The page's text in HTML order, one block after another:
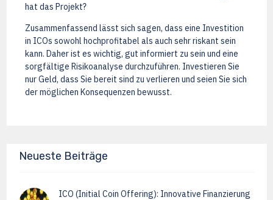
hat das Projekt?
Zusammenfassend lässt sich sagen, dass eine Investition
in ICOs sowohl hochprofitabel als auch sehr riskant sein
kann. Daher ist es wichtig, gut informiert zu sein und eine
sorgfältige Risikoanalyse durchzuführen. Investieren Sie
nur Geld, dass Sie bereit sind zu verlieren und seien Sie sich
der möglichen Konsequenzen bewusst.
Neueste Beiträge
ICO (Initial Coin Offering): Innovative Finanzierung